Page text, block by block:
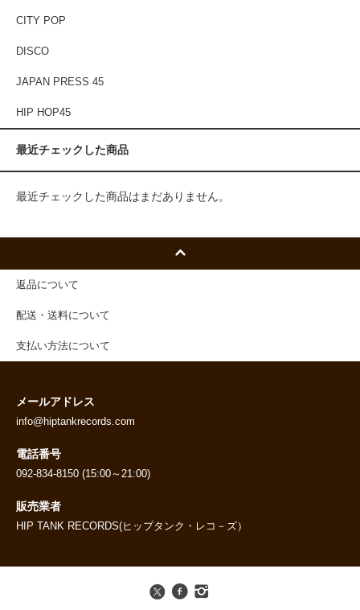
CITY POP
DISCO
JAPAN PRESS 45
HIP HOP45
最近チェックした商品
最近チェックした商品はまだありません。
返品について
配送・送料について
支払い方法について
メールアドレス
info@hiptankrecords.com
電話番号
092-834-8150 (15:00～21:00)
販売業者
HIP TANK RECORDS(ヒップタンク・レコ－ズ）